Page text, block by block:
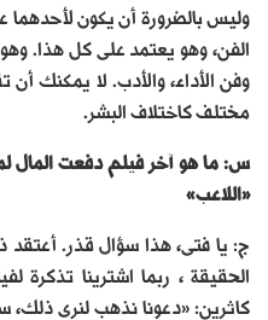
وليس بالضرورة أن يكون لأحدهما
الفن، وهو يعتمد على كل هذا.
وفن الأداء، والأدب. لا يمكنك
مختلف كاختلاف البشر.
س: ما هو آخر فيلم دفعت المال
«اللاعب»
ج: يا فتى، هذا سؤال قذر. أعتقد
كاثرين: «دعونا نذهب لنرى ذلك،